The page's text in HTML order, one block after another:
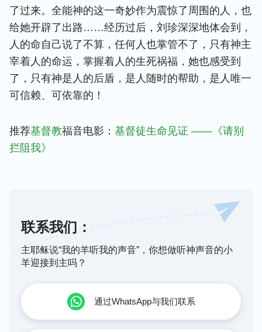
了过来。全能神的这一奇妙作为震惊了周围的人，也
给她开辟了出路……经历过后，刘珍深深地体会到，
人的命自​​己说了不算，任何人也掌管不了，只有神主
宰着人的命运，掌握着人的生死祸福，她也感受到
了，只有神是人的后盾，是人随时的帮助，是人唯一
可信赖、可依靠的！
推荐基督教福音电影： 基督徒生命见证 ——《请别
拦阻我》
联系我们：
主耶稣说“我的羊听我的声音”，你想做听神声音的小
羊迎接到主吗？
通过WhatsApp与我们联系